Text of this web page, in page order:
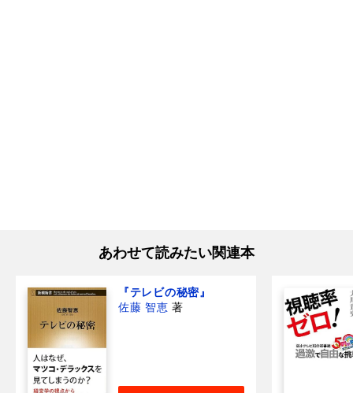
あわせて読みたい関連本
『テレビの秘密』
佐藤 智恵 著